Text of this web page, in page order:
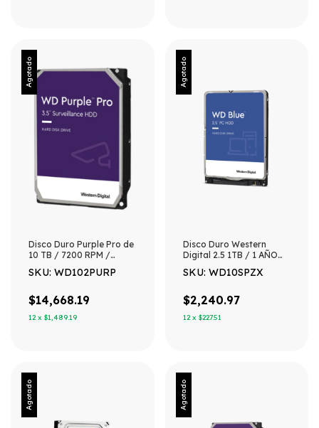
Agotado
Disco Duro Purple Pro de
10 TB / 7200 RPM /
Soluciones de
Analiticos (Meta Data) /
Uso 24-7 / 5 Años de
Garantia
SKU: WD102PURP
$14,668.19
12 x $1,489.19
Agotado
Disco Duro Western
Digital 2.5 1TB / 1 AÑO
SKU: WD10SPZX
$2,240.97
12 x $227.51
Agotado Agotado